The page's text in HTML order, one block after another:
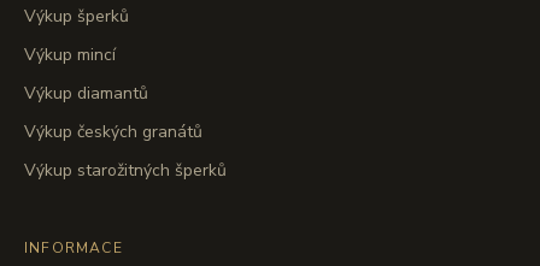
Výkup šperků
Výkup mincí
Výkup diamantů
Výkup českých granátů
Výkup starožitných šperků
INFORMACE